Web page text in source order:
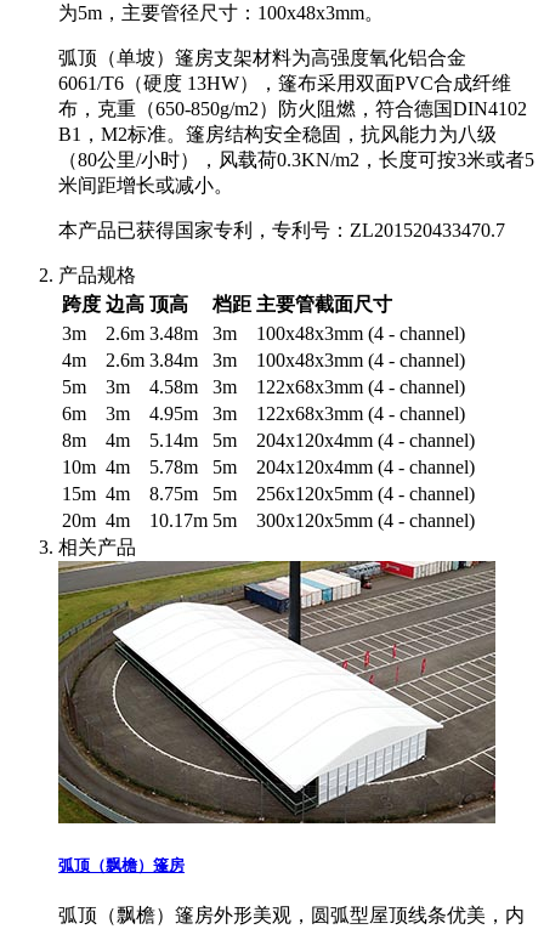
为5m，主要管径尺寸：100x48x3mm。
弧顶（单坡）篷房支架材料为高强度氧化铝合金
6061/T6（硬度 13HW），篷布采用双面PVC合成纤维
布，克重（650-850g/m2）防火阻燃，符合德国DIN4102
B1，M2标准。篷房结构安全稳固，抗风能力为八级
（80公里/小时），风载荷0.3KN/m2，长度可按3米或者5
米间距增长或减小。
本产品已获得国家专利，专利号：ZL201520433470.7
产品规格
跨度 边高 顶高 档距 主要管截面尺寸
3m
2.6m 3.48m 3m
100x48x3mm (4 - channel)
4m
2.6m 3.84m 3m
100x48x3mm (4 - channel)
5m
3m 4.58m 3m
122x68x3mm (4 - channel)
6m
3m 4.95m 3m
122x68x3mm (4 - channel)
8m
4m 5.14m 5m
204x120x4mm (4 - channel)
10m 4m 5.78m 5m
204x120x4mm (4 - channel)
15m 4m 8.75m 5m
256x120x5mm (4 - channel)
20m 4m 10.17m 5m
300x120x5mm (4 - channel)
相关产品
弧顶（飘檐）篷房
弧顶（飘檐）篷房外形美观，圆弧型屋顶线条优美，内